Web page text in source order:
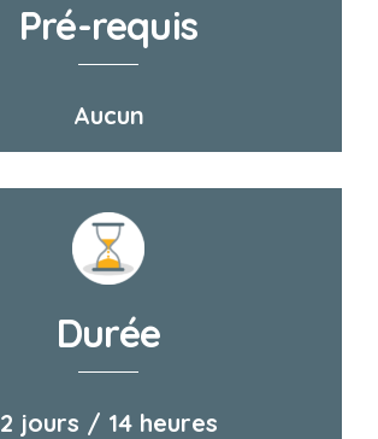
Pré-requis
Aucun
Durée
2 jours / 14 heures